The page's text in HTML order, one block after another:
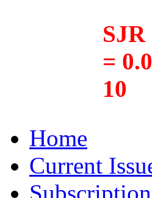
SJR
=
10
Home
Current